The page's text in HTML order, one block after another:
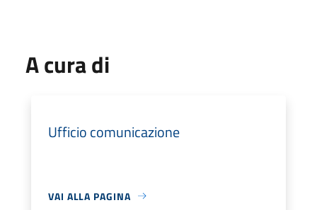
A cura di
Ufficio comunicazione
VAI ALLA PAGINA